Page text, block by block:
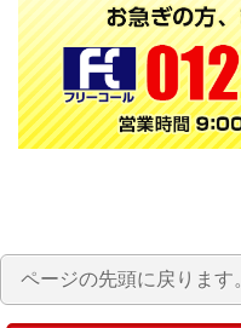
ページの先頭に戻ります